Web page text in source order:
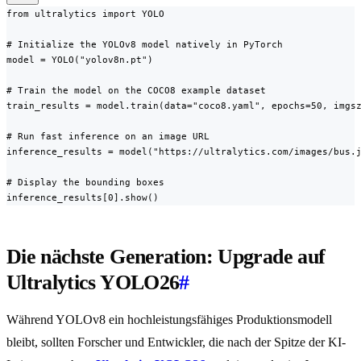
from ultralytics import YOLO
# Initialize the YOLOv8 model natively in PyTorch
model = YOLO("yolov8n.pt")
# Train the model on the COCO8 example dataset
train_results = model.train(data="coco8.yaml", epochs=50,
# Run fast inference on an image URL
inference_results = model("https://ultralytics.com/images/
# Display the bounding boxes
inference_results[0].show()
Die nächste Generation: Upgrade auf
Ultralytics YOLO26#
Während YOLOv8 ein hochleistungsfähiges Produktionsmodell
bleibt, sollten Forscher und Entwickler, die nach der Spitze der KI-